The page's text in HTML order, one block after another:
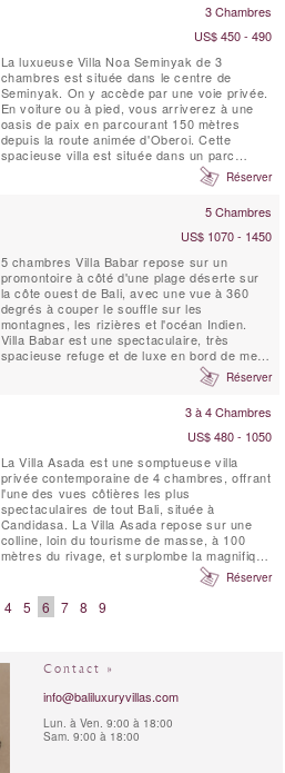
jacuzzi ou sur la méridienne du belvédère,
3 Chambres
US$ 450 - 490
La luxueuse Villa Noa Seminyak de 3
chambres est située dans le centre de
Seminyak. On y accède par une voie privée.
En voiture ou à pied, vous arriverez à une
oasis de paix en parcourant 150 mètres
depuis la route animée d'Oberoi. Cette
spacieuse villa est située dans un parc
luxuriant entouré de hauts murs garantissant
votre intimité. Il y a des pelouses soignées,
bougainvilliers et d'autres plantes tropicales.
Réserver
5 Chambres
US$ 1070 - 1450
5 chambres Villa Babar repose sur un
promontoire à côté d'une plage déserte sur
la côte ouest de Bali, avec une vue à 360
degrés à couper le souffle sur les
montagnes, les rizières et l'océan Indien.
Villa Babar est une spectaculaire, très
spacieuse refuge et de luxe en bord de mer
de Bali villa. Villa Babar est situé sur la côte
ouest de Bali, dans le Tabanan. Il s'agit d'un
compris Medewi et Balian, qui offre les plus
Réserver
3 à 4 Chambres
US$ 480 - 1050
La Villa Asada est une somptueuse villa
privée contemporaine de 4 chambres, offrant
l'une des vues côtières les plus
spectaculaires de tout Bali, située à
Candidasa. La Villa Asada repose sur une
colline, loin du tourisme de masse, à 100
mètres du rivage, et surplombe la magnifique
baie de Labuan Amuk, près de Candidasa, à
l'est de Bali. Avec ses nombreux espaces de
vie et de repas intérieurs et extérieurs, ses
larges balcons, une salle de sport bien
Réserver
4 5 6 7 8 9
Contact »
info@baliluxuryvillas.com
Lun. à Ven. 9:00 à 18:00
Sam. 9:00 à 18:00